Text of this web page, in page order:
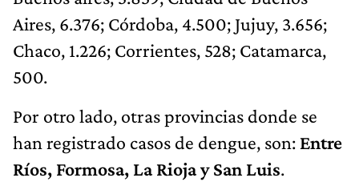
Aires, 6.376; Córdoba, 4.500; Jujuy, 3.656;
Chaco, 1.226; Corrientes, 528; Catamarca,
500.
Por otro lado, otras provincias donde se
han registrado casos de dengue, son: Entre
Ríos, Formosa, La Rioja y San Luis.